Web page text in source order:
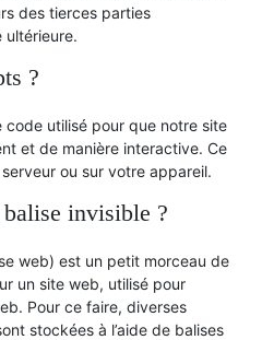
des tierces parties
ultérieure.
?
utilisé pour que notre site
et de manière interactive. Ce
ou sur votre appareil.
balise invisible ?
web) est un petit morceau de
un site web, utilisé pour
Pour ce faire, diverses
stockées à l’aide de balises